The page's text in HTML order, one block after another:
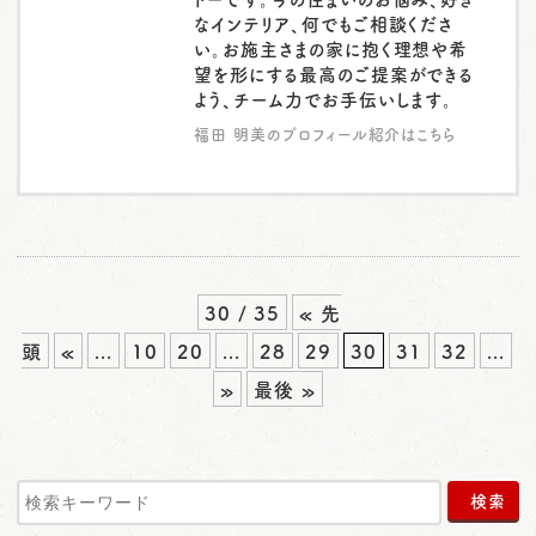
なインテリア、何でもご相談くださ
い。お施主さまの家に抱く理想や希
望を形にする最高のご提案ができる
よう、チーム力でお手伝いします。
福田 明美のプロフィール紹介はこちら
30 / 35
« 先
頭
« ... 10 20 ... 28 29 30 31 32
...
»
最後 »